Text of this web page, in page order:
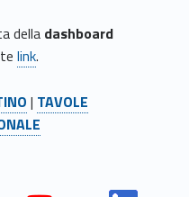
della dashboard
link.
| TAVOLE